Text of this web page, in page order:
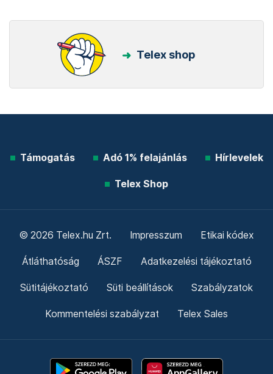
Telex shop
Támogatás Adó 1% felajánlás Hírlevelek
Telex Shop
© 2026 Telex.hu Zrt. Impresszum Etikai kódex
Átláthatóság ÁSZF Adatkezelési tájékoztató
Sütitájékoztató Süti beállítások Szabályzatok
Kommentelési szabályzat Telex Sales